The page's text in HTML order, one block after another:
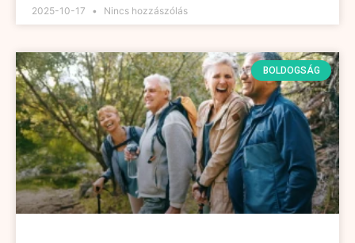
2025-10-17 Nincs hozzászólás
BOLDOGSÁG